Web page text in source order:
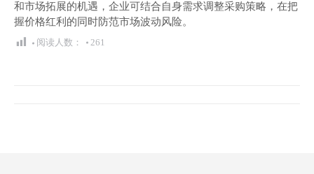
和市场拓展的机遇，企业可结合自身需求调整采购策略，在把
握价格红利的同时防范市场波动风险。
阅读人数： 261